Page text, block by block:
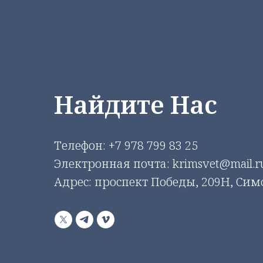
Найдите Нас
Телефон: +7 978 799 83 25
Электронная почта:
Адрес: проспект Победы, 209Н,